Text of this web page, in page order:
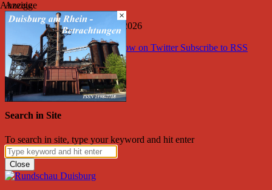
Donnerstag, August 06, 2026
Friend on Facebook Follow on Twitter Subscribe to RSS
Search
×
Search in Site
To search in site, type your keyword and hit enter
Close
Anzeige
×
Anzeige